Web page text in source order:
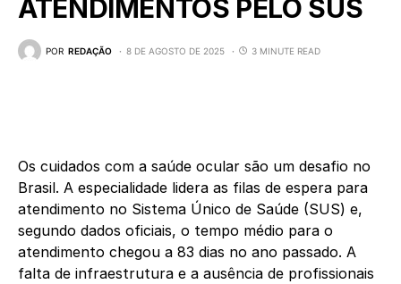
ATENDIMENTOS PELO SUS
POR REDAÇÃO 8 DE AGOSTO DE 2025 3 MINUTE READ
Os cuidados com a saúde ocular são um desafio no
Brasil. A especialidade lidera as filas de espera para
atendimento no Sistema Único de Saúde (SUS) e,
segundo dados oficiais, o tempo médio para o
atendimento chegou a 83 dias no ano passado. A
falta de infraestrutura e a ausência de profissionais